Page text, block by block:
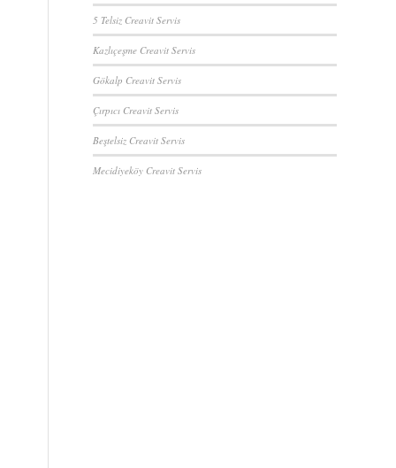
5 Telsiz Creavit Servis
Kazlıçeşme Creavit Servis
Gökalp Creavit Servis
Çırpıcı Creavit Servis
Beştelsiz Creavit Servis
Mecidiyeköy Creavit Servis